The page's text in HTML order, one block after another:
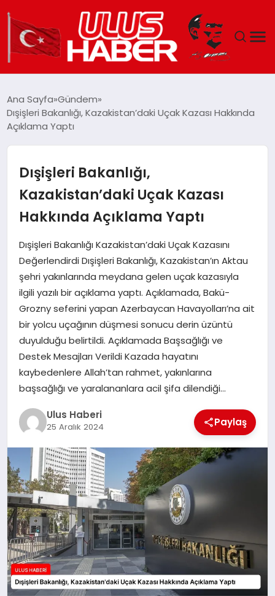
DÜNYA
SIYASET
TEKNOLOJI
EĞITIM
MAGAZIN
SPOR
YAŞAM
Ana Sayfa Gündem
Dışişleri Bakanlığı, Kazakistan’daki Uçak Kazası Hakkında
Açıklama Yaptı
Dışişleri Bakanlığı,
Kazakistan’daki Uçak Kazası
Hakkında Açıklama Yaptı
Dışişleri Bakanlığı Kazakistan’daki Uçak Kazasını
Değerlendirdi Dışişleri Bakanlığı, Kazakistan’ın Aktau
şehri yakınlarında meydana gelen uçak kazasıyla
ilgili yazılı bir açıklama yaptı. Açıklamada, Bakü-
Grozny seferini yapan Azerbaycan Havayolları’na ait
bir yolcu uçağının düşmesi sonucu derin üzüntü
duyulduğu belirtildi. Açıklamada Başsağlığı ve
Destek Mesajları Verildi Kazada hayatını
kaybedenlere Allah’tan rahmet, yakınlarına
başsağlığı ve yaralananlara acil şifa dilendiği…
Ulus Haberi
25 Aralık 2024 Paylaş